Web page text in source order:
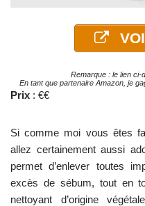
Remarque : le lien ci-
En tant que partenaire Amazon, je
Prix : €€
Si comme moi vous êtes
allez certainement aussi
permet d’enlever toutes
excès de sébum, tout en
nettoyant d’origine